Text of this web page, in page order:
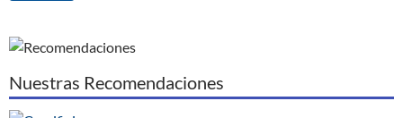
Nuestras Recomendaciones